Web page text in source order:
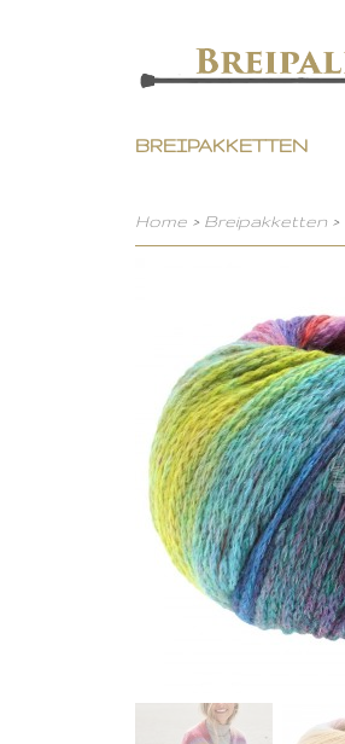
BREIPAKKETTEN
Home > Breipakketten >